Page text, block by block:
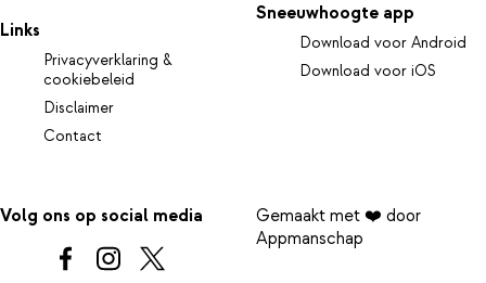
Links
Privacyverklaring &
cookiebeleid
Disclaimer
Contact
Sneeuwhoogte app
Download voor Android
Download voor iOS
Volg ons op social media
Gemaakt met ❤️ door
Appmanschap